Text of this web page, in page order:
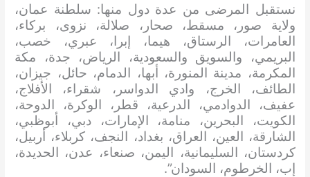
نستقبل المرضى من عدة دول منها: سلطنة عمان،
ولاية صور، مسقط، صحار، صلالة، نزوى، بركاء،
العامرات، الرستاق، هيما، إبرا، عبري، خصب،
البريمي، والسويق والسعودية، الرياض، جدة، مكة
المكرمة، مدينة المنورة، أبها، الدمام، حائل، جيزان،
الطائف، الخرج، وادي الدواسر، شقراء، الأفلاج،
عفيف، الدوادمي، الدرعية، قطر، الوكرة، الدوحة،
الكويت، البحرين، منامة، الإمارات، دبي، أبوظبي،
الشارقة، العين، العراق، بغداد، النجف، كربلاء، أربيل،
كردستان، السليمانية، اليمن، صنعاء، عدن، الحديدة،
إب، الخرطوم، السودان”.